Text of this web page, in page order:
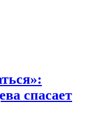
спасает